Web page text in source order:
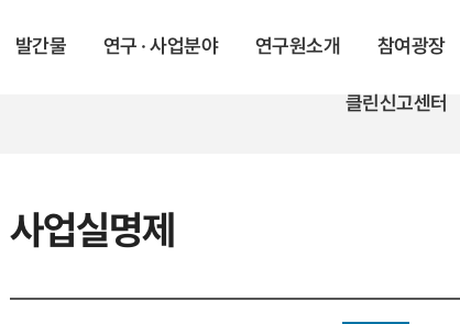
발간물 연구 · 사업분야 연구원소개 참여광장
클린신고센터
사업실명제